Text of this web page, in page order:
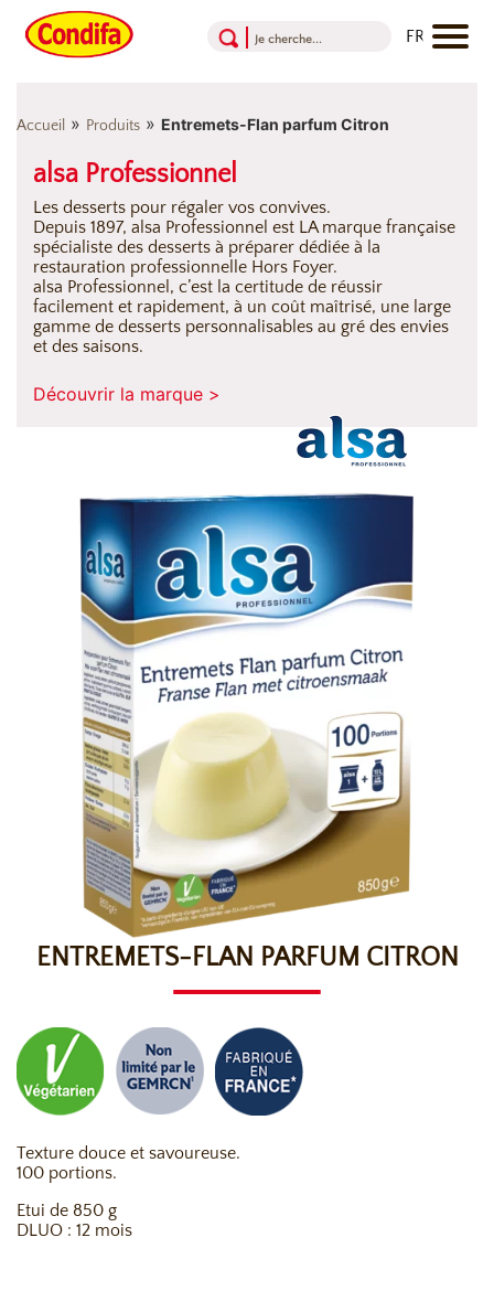
Accueil » Produits » Entremets-Flan parfum Citron
alsa Professionnel
Les desserts pour régaler vos convives.
Depuis 1897, alsa Professionnel est LA marque française
spécialiste des desserts à préparer dédiée à la
restauration professionnelle Hors Foyer.
alsa Professionnel, c’est la certitude de réussir
facilement et rapidement, à un coût maîtrisé, une large
gamme de desserts personnalisables au gré des envies
et des saisons.
Découvrir la marque >
ENTREMETS-FLAN PARFUM CITRON
Texture douce et savoureuse.
100 portions.
Etui de 850 g
DLUO : 12 mois